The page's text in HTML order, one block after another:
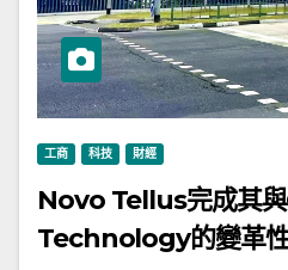
工商 科技 財經
Novo Tellus完成其
Technology的變革